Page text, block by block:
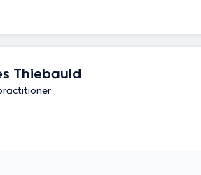
Thiebauld